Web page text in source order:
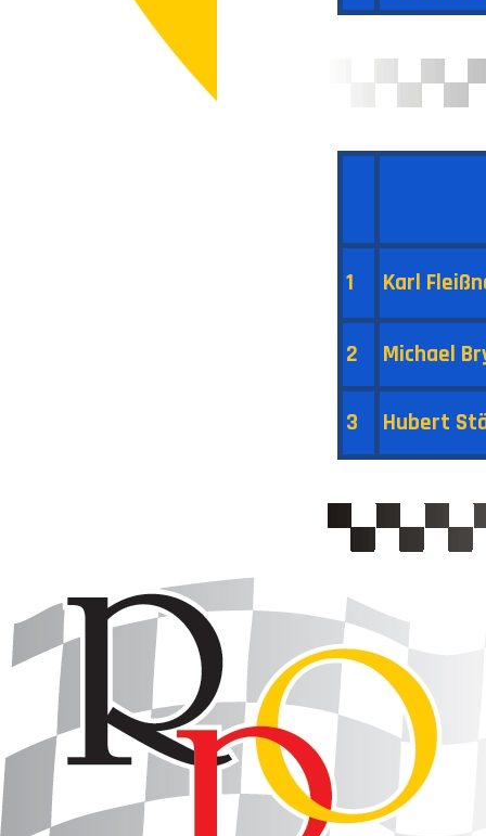
1 Karl
2 Michael
3 Hubert